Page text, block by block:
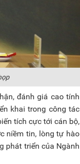
đánh giá cao tính
khai trong công tác
tích cực tới cán bộ,
niềm tin, lòng tự hào
phát triển của Ngành